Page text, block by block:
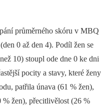
průměrného skóru v MBQ
0 až den 4). Podíl žen se
10) stoupl ode dne 0 ke dni
pocity a stavy, které ženy
patřila únava (61 % žen),
% žen), přecitlivělost (26 %